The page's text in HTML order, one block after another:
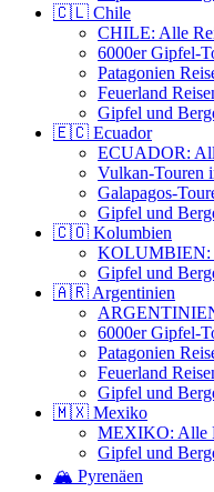
🇨🇱 Chile
CHILE: Alle
6000er Gipfel-
Patagonien
Feuerland
Gipfel und
🇪🇨 Ecuador
ECUADOR:
Vulkan-Touren
Galapagos-
Gipfel und
🇨🇴 Kolumbien
KOLUMBIEN:
Gipfel und
🇦🇷 Argentinien
6000er Gipfel-
Patagonien
Feuerland
Gipfel und
🇲🇽 Mexiko
MEXIKO: Alle
Gipfel und
🏔️ Pyrenäen